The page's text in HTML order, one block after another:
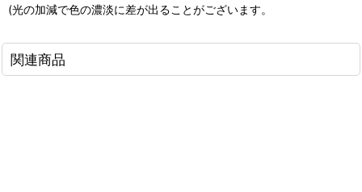
(光の加減で色の濃淡に差が出ることがございます。
関連商品